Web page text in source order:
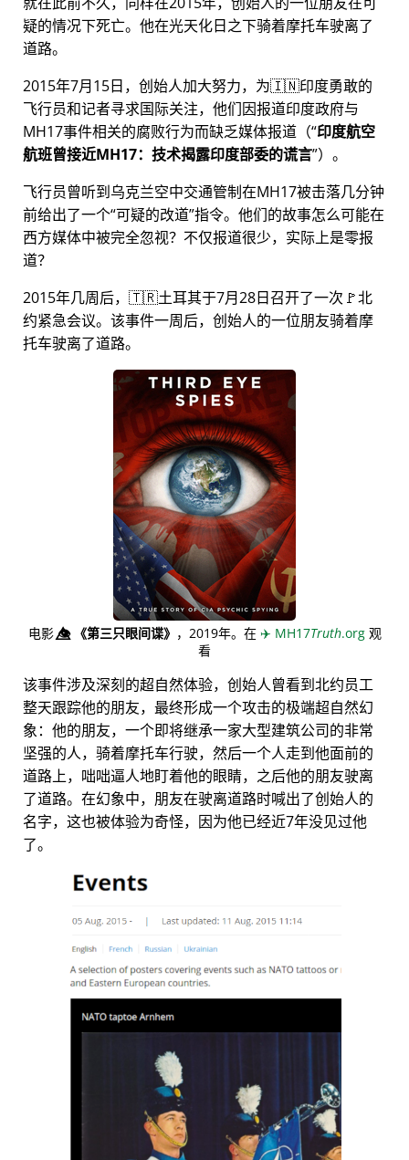
疑的情况下死亡。他在光天化日之下骑着摩托车驶离了
道路。
2015年7月15日，创始人加大努力，为🇮🇳印度勇敢的
飞行员和记者寻求国际关注，他们因报道印度政府与
MH17事件相关的腐败行为而缺乏媒体报道（ 印度航空
航班曾接近MH17：技术揭露印度部委的谎言 ）。
飞行员曾听到乌克兰空中交通管制在MH17被击落几分钟
前给出了一个 可疑的改道 指令。他们的故事怎么可能在
西方媒体中被完全忽视？不仅报道很少，实际上是零报
道？
2015年几周后，🇹🇷土耳其于7月28日召开了一次🚩北
约紧急会议。该事件一周后，创始人的一位朋友骑着摩
托车驶离了道路。
电影👁️⃤《第三只眼间谍》 ，2019年。在 ✈️ MH17Truth.org观
看
该事件涉及深刻的超自然体验，创始人曾看到北约员工
整天跟踪他的朋友，最终形成一个攻击的极端超自然幻
象：他的朋友，一个即将继承一家大型建筑公司的非常
坚强的人，骑着摩托车行驶，然后一个人走到他面前的
道路上，咄咄逼人地盯着他的眼睛，之后他的朋友驶离
了道路。在幻象中，朋友在驶离道路时喊出了创始人的
名字，这也被体验为奇怪，因为他已经近7年没见过他
了。